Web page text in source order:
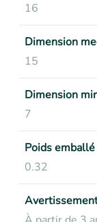
16
Dimension
15
Dimension
7
Poids emballé
0.32